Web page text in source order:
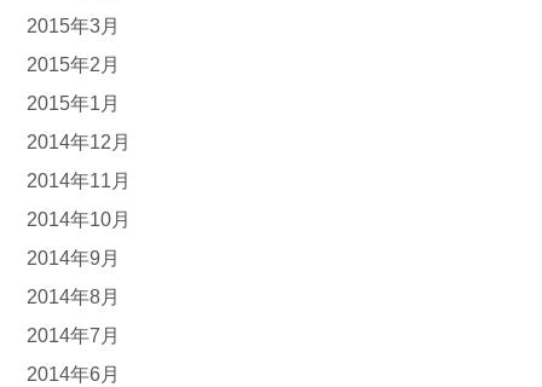
2015年3月
2015年2月
2015年1月
2014年12月
2014年11月
2014年10月
2014年9月
2014年8月
2014年7月
2014年6月